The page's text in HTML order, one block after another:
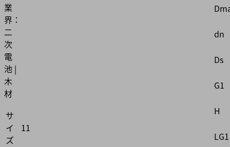
業
界：
二
次
電
池 |
木
材
サ
イ
ズ
11
dn
Ds
G1
H
LG1